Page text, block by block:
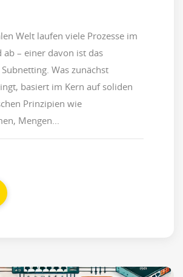
Welt laufen viele Prozesse im
ab – einer davon ist das
Was zunächst
basiert im Kern auf soliden
Prinzipien wie
Mengen...